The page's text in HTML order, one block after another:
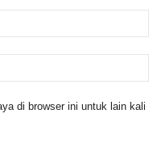
di browser ini untuk lain kali